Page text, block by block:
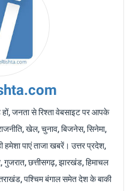
जनता से रिश्ता वेबसाइट पर आपके
खेल, चुनाव, बिजनेस, सिनेमा,
पाएं ताजा खबरें। उत्तर प्रदेश,
गुजरात, छत्तीसगढ़, झारखंड, हिमाचल
पश्चिम बंगाल समेत देश के बाकी